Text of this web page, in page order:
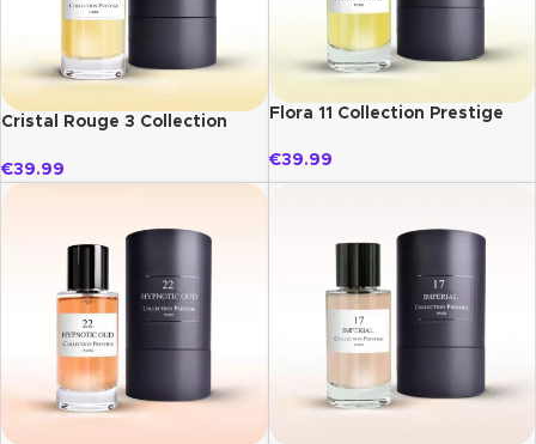
Cristal Rouge 3 Collection
€39.99
Flora 11 Collection Prestige
€39.99